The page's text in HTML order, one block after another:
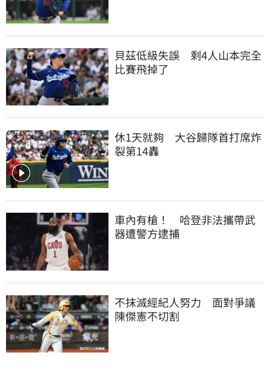
貝茲低級失誤　剩4人山本完全
比賽飛掉了
休1天就夠　大谷歸隊首打席炸
裂第14轟
車內有槍！　哈登非法攜帶武
器遭警方逮捕
不抹滅經紀人努力　面對爭議
陳傑憲不切割